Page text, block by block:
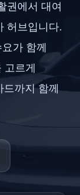
권에서 대여
허브입니다.
가 함께
르게
드까지 함께